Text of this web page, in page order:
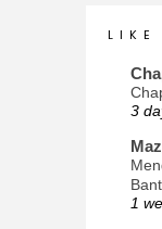
L I K E
3
1